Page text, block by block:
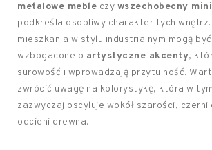
metalowe meble czy wszechobecny
podkreśla osobliwy charakter tych
mieszkania w stylu industrialnym mogą
wzbogacone o artystyczne akcenty,
surowość i wprowadzają przytulność.
zwrócić uwagę na kolorystykę, która w
zazwyczaj oscyluje wokół szarości,
odcieni drewna.